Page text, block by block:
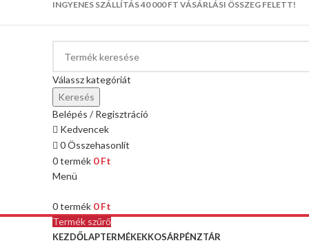
INGYENES SZÁLLÍTÁS 40 000 FT VÁSÁRLÁSI ÖSSZEG FELETT!
Válassz kategóriát
Keresés
Belépés / Regisztráció
Kedvencek
0Összehasonlít
0termék 0Ft
Menü
0termék 0Ft
Termék szűrő
KEZDŐLAPTERMÉKEKKOSÁRPÉNZTÁR